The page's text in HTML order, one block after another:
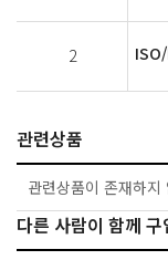
2
관련상품
관련상품이 존재하지
다른 사람이 함께